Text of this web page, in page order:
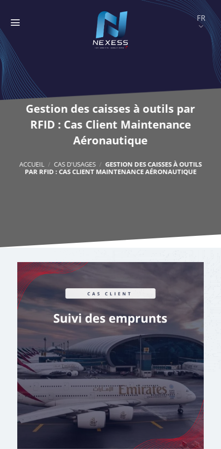
contenu
Gestion des caisses à outils par
RFID : Cas Client Maintenance
Aéronautique
ACCUEIL / CAS D'USAGES / GESTION DES CAISSES À OUTILS
PAR RFID : CAS CLIENT MAINTENANCE AÉRONAUTIQUE